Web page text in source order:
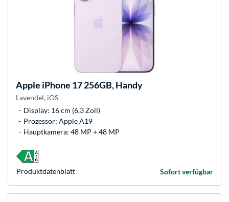
Apple iPhone 17 256GB, Handy
Lavendel, iOS
Display: 16 cm (6,3 Zoll)
Prozessor: Apple A19
Hauptkamera: 48 MP + 48 MP
Sofort verfügbar
Produkt­datenblatt